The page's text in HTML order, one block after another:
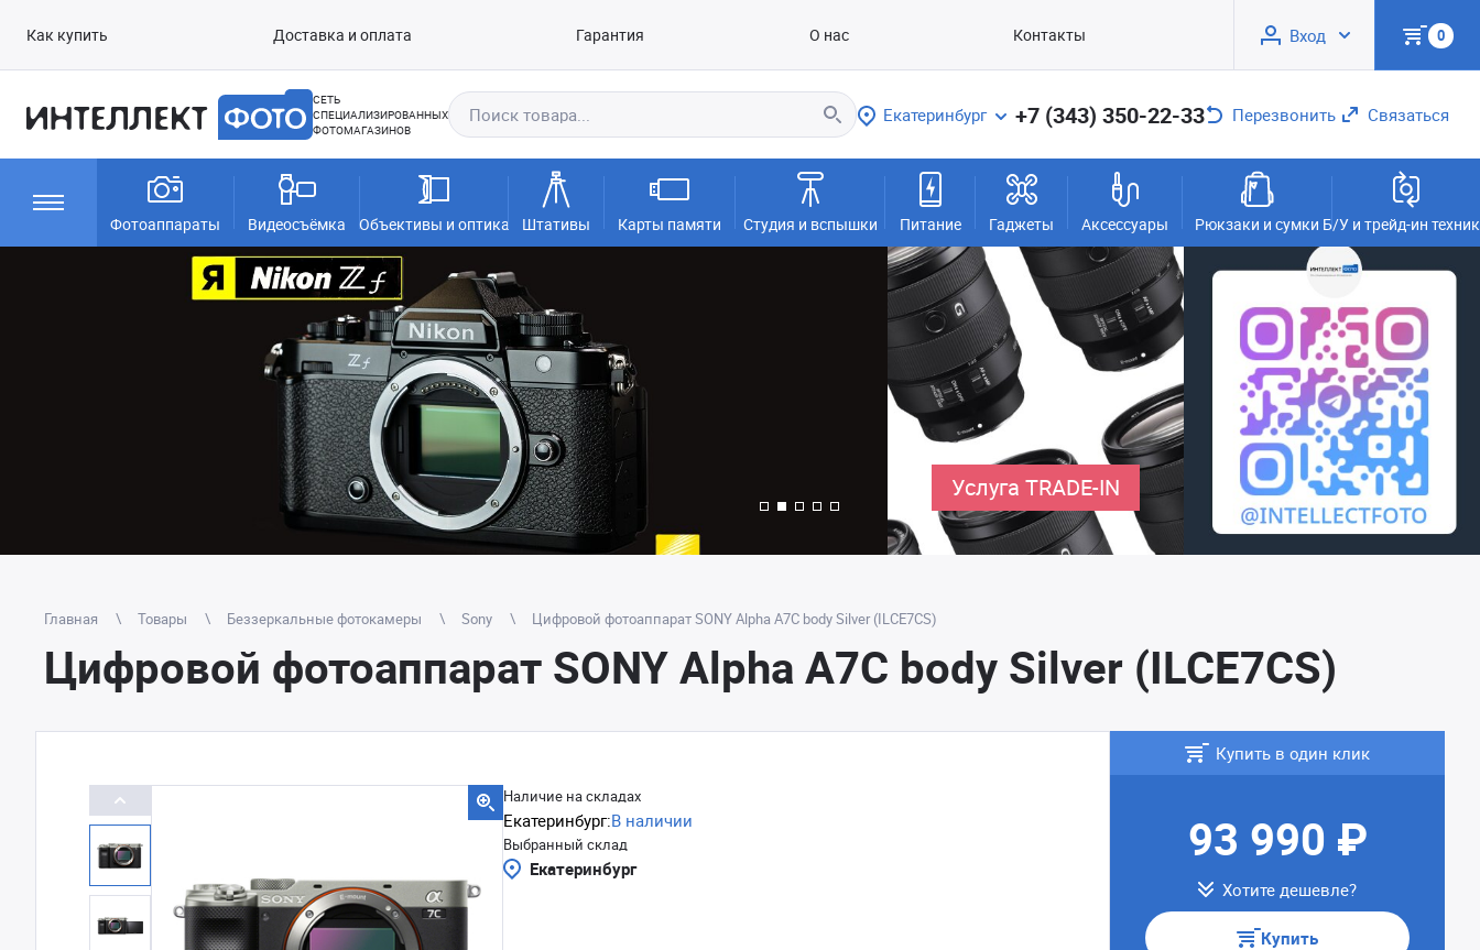
Как купить Доставка и оплата Гарантия О нас Контакты Вход 0
СЕТЬ
СПЕЦИАЛИЗИРОВАННЫХ
ФОТОМАГАЗИНОВ
Екатеринбург +7 (343) 350-22-33 Перезвонить Связаться
Фотоаппараты Видеосъёмка Объективы и оптика Штативы Карты памяти Студия и вспышки Питание Гаджеты Аксессуары Рюкзаки и сумки Б/У и трейд-ин
Услуга TRADE-IN
Главная Товары Беззеркальные фотокамеры Sony Цифровой фотоаппарат SONY Alpha A7C body Silver (ILCE7CS)
Цифровой фотоаппарат SONY Alpha A7C body Silver (ILCE7CS)
Наличие на складах
Екатеринбург:В наличии
Выбранный склад
Екатеринбург
Купить в один клик
93 990 ₽
Хотите дешевле?
Купить